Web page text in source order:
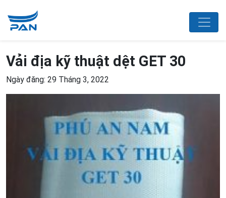
Vải địa kỹ thuật dệt GET 30
Ngày đăng: 29 Tháng 3, 2022